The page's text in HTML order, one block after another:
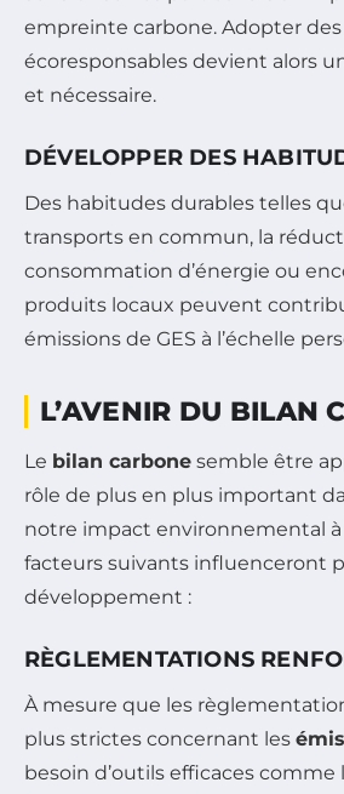
empreinte carbone. Adopter
écoresponsables devient alors
et nécessaire.
DÉVELOPPER DES
Des habitudes durables telles
transports en commun, la
consommation d’énergie ou
produits locaux peuvent
émissions de GES à l’échelle
L’AVENIR DU BILAN
Le bilan carbone semble être
rôle de plus en plus important
notre impact environnemental à
facteurs suivants influenceront
développement :
RÈGLEMENTATIONS
À mesure que les
plus strictes concernant les
besoin d’outils efficaces comme